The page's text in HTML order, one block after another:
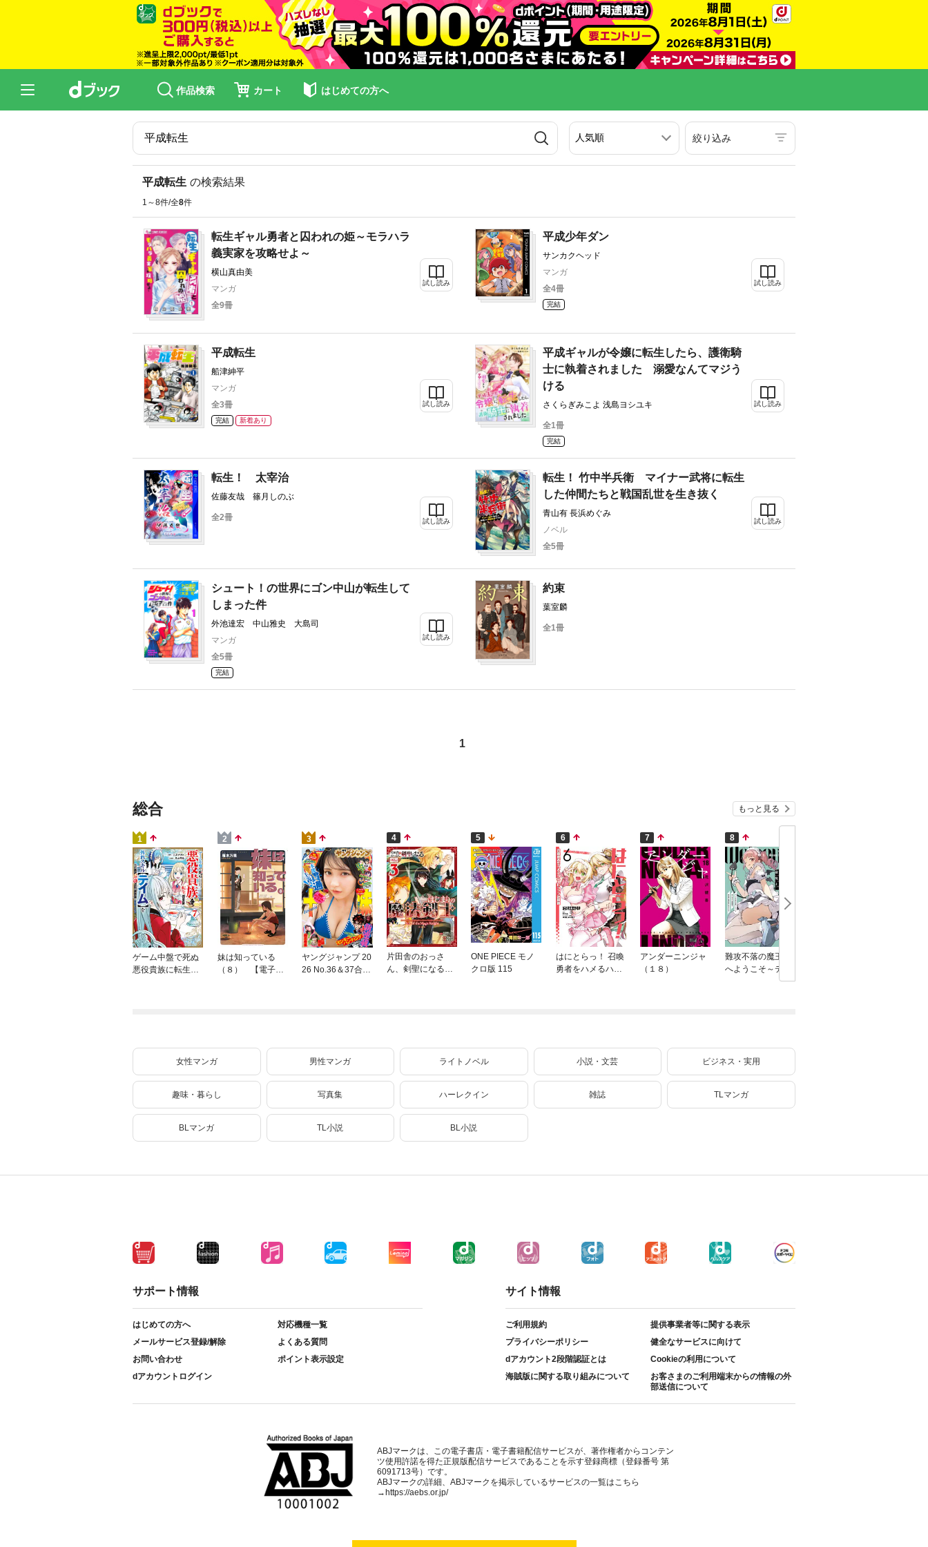
作品検索 カート はじめての方へ
絞り込み
平成転生 の検索結果
1～8件/全8件
転生ギャル勇者と囚われの姫～モラハラ
義実家を攻略せよ～
横山真由美
マンガ
全9冊
試し読み
平成少年ダン
サンカクヘッド
マンガ
全4冊
完結
試し読み
平成転生
船津紳平
マンガ
全3冊
完結 新着あり
試し読み
平成ギャルが令嬢に転生したら、護衛騎
士に執着されました 溺愛なんてマジう
ける
さくらぎみこよ 浅島ヨシユキ
全1冊
完結
試し読み
転生！ 太宰治
佐藤友哉 篠月しのぶ
全2冊 試し読み
転生！ 竹中半兵衛 マイナー武将に転生
した仲間たちと戦国乱世を生き抜く
青山有 長浜めぐみ
ノベル
全5冊
試し読み
シュート！の世界にゴン中山が転生して
しまった件
外池達宏 中山雅史 大島司
マンガ
全5冊
完結
試し読み
約束
葉室麟
全1冊
1
総合 もっと見る
1
ゲーム中盤で死ぬ
悪役貴族に転生し
2
妹は知っている
（８） 【電子限
3
ヤングジャンプ 20
26 No.36＆37合併
4
片田舎のおっさ
ん、剣聖になる外
5
ONE PIECE モノ
クロ版 115
6
はにとらっ！ 召喚
勇者をハメるハニ
7
アンダーニンジャ
（１８）
8
難攻不落の魔王城
へようこそ～デバ
フは不要と勇者パ
女性マンガ 男性マンガ ライトノベル 小説・文芸 ビジネス・実用
趣味・暮らし 写真集 ハーレクイン 雑誌 TLマンガ
BLマンガ TL小説 BL小説
サポート情報
はじめての方へ
対応機種一覧
メールサービス登録/解除
よくある質問
お問い合わせ
ポイント表示設定
dアカウントログイン
サイト情報
ご利用規約
提供事業者等に関する表示
プライバシーポリシー
健全なサービスに向けて
dアカウント2段階認証とは
Cookieの利用について
海賊版に関する取り組みについて
お客さまのご利用端末からの情報の外
部送信について
ABJマークは、この電子書店・電子書籍配信サービスが、著作権者からコンテン
ツ使用許諾を得た正規版配信サービスであることを示す登録商標（登録番号 第
6091713号）です。
ABJマークの詳細、ABJマークを掲示しているサービスの一覧はこちら
→ https://aebs.or.jp/